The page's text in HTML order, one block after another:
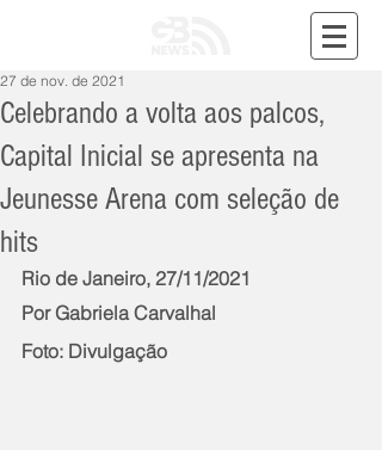
Celebrando a volta aos palcos,
Capital Inicial se apresenta na
Jeunesse Arena com seleção de
hits
27 de nov. de 2021
Rio de Janeiro, 27/11/2021
Por Gabriela Carvalhal
Foto: Divulgação